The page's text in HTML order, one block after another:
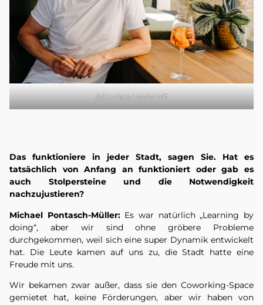
(c) Lukas Lenhardt
Das funktioniere in jeder Stadt, sagen Sie. Hat es
tatsächlich von Anfang an funktioniert oder gab es
auch Stolpersteine und die Notwendigkeit
nachzujustieren?
Michael Pontasch-Müller:Es war natürlich „Learning by
doing“, aber wir sind ohne gröbere Probleme
durchgekommen, weil sich eine super Dynamik entwickelt
hat. Die Leute kamen auf uns zu, die Stadt hatte eine
Freude mit uns.
Wir bekamen zwar außer, dass sie den Coworking-Space
gemietet hat, keine Förderungen, aber wir haben von